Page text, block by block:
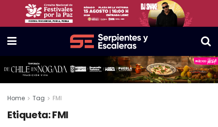
Home Tag FMI
Etiqueta:FMI